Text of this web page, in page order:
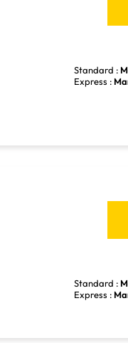
Standard :
Express :
Standard :
Express :